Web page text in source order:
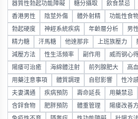
器質性勃起功能障礙 糖分攝取 飲食禁忌
香港男性 陰莖外傷 體外射精 功能性食
勃起硬度 神經系統疾病 年齡層分析 男
精力糖 汗馬糖 他達那非 上班族壓力
減壓方法 性生活頻率 副作用 威而钢心
陽痿可治癒 海綿體注射 前列腺肥大 高
用藥注意事項 體質調理 自慰影響 性冷
夫妻溝通 疾病預防 壽命延長 用藥禁忌
含鋅食物 肥胖預防 體重管理 陽痿改善